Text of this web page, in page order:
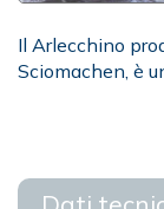
Il Arlecchino
Sciomachen, è